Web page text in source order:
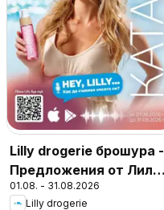
Lilly drogerie брошура -
Предложения от Лили
Дрогерие
01.08. - 31.08.2026
Lilly drogerie